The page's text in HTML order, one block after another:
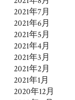
2021年7月
2021年6月
2021年5月
2021年4月
2021年3月
2021年2月
2021年1月
2020年12月